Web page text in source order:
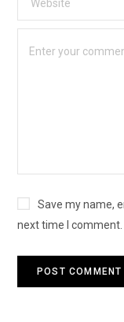
Save my name,
next time I comment.